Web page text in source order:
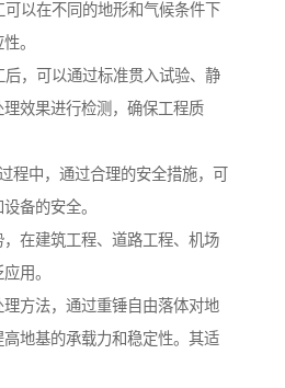
以在不同的地形和气候条件下
。
，可以通过标准贯入试验、静
效果进行检测，确保工程质
程中，通过合理的安全措施，可
备的安全。
在建筑工程、道路工程、机场
用。
方法，通过重锤自由落体对地
地基的承载力和稳定性。其适